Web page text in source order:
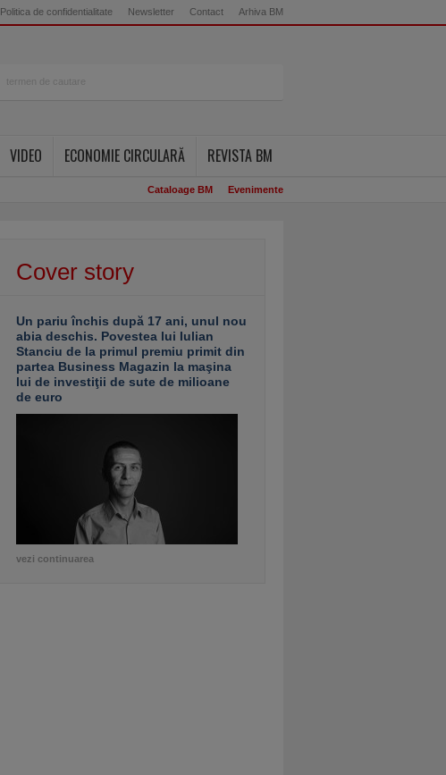
Politica de confidentialitate Newsletter Contact Arhiva BM
VIDEO ECONOMIE CIRCULARĂ REVISTA BM
Cataloage BM Evenimente
Cover story
Un pariu închis după 17 ani, unul nou
abia deschis. Povestea lui Iulian
Stanciu de la primul premiu primit din
partea Business Magazin la maşina
lui de investiţii de sute de milioane
de euro
vezi continuarea